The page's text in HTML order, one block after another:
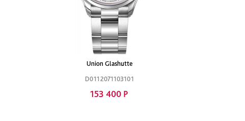
Union Glashutte
D0112071103101
153 400 Р